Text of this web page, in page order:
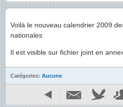
Voilà le nouveau calendrier 2009
nationales
Il est visible sur fichier joint en
Catégories: Aucune